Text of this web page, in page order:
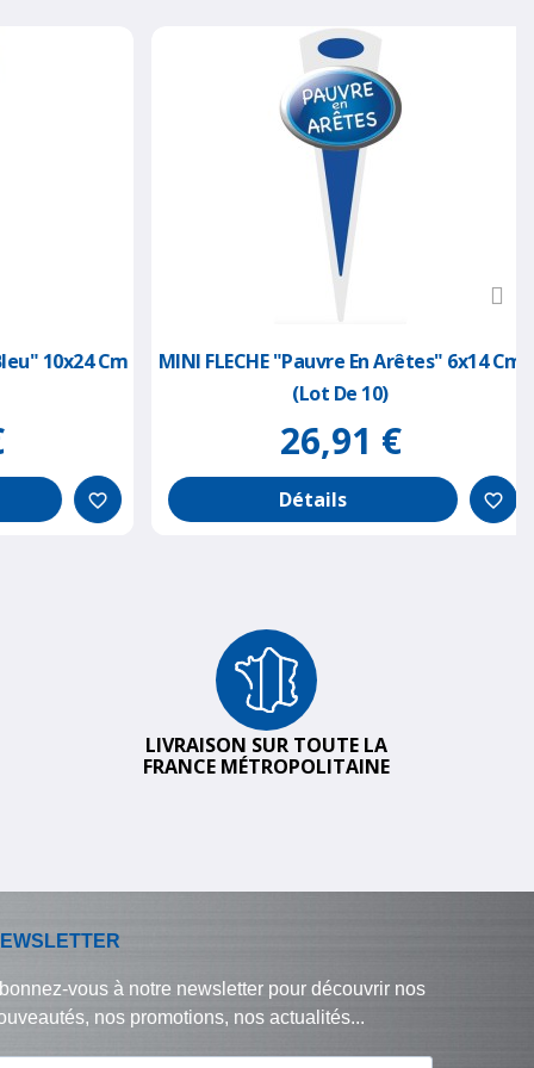
10x24 Cm
favorite_border
MINI FLECHE "pauvre En Arêtes" 6x14 Cm
(lot De 10)
26,91 €
Détails favorite_border
LIVRAISON SUR TOUTE LA
FRANCE MÉTROPOLITAINE